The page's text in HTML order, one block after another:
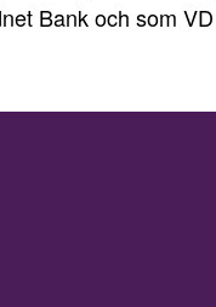
Bank och som